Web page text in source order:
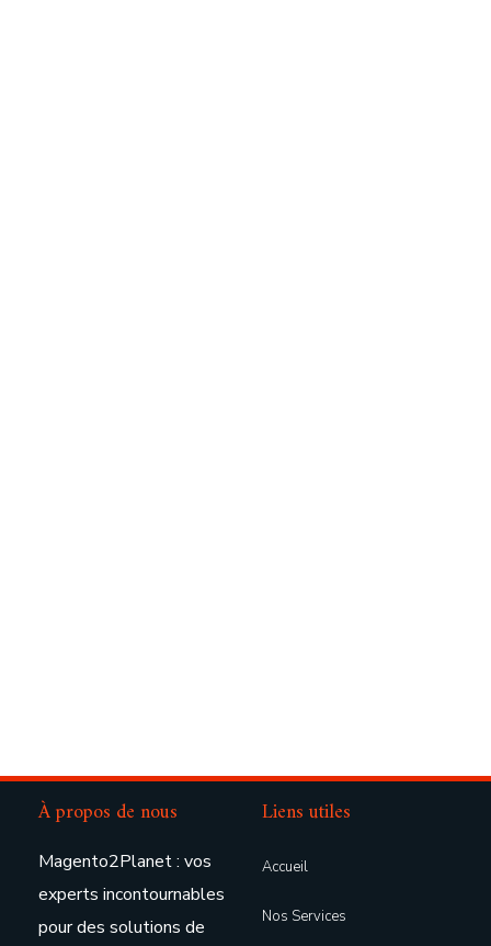
À propos de nous
Magento2Planet : vos
experts incontournables
pour des solutions de
Liens utiles
Accueil
Nos Services